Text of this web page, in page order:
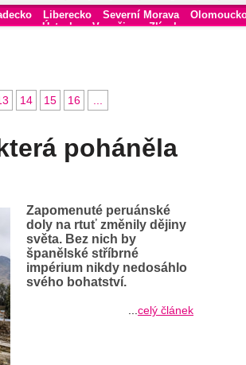
Liberecko Severní Morava
Ústecko
Vysočina Zlínsko
14 15 16
poháněla
Zapomenuté peruánské
doly na rtuť změnily dějiny
světa. Bez nich by
španělské stříbrné
impérium nikdy nedosáhlo
svého bohatství.
...celý článek